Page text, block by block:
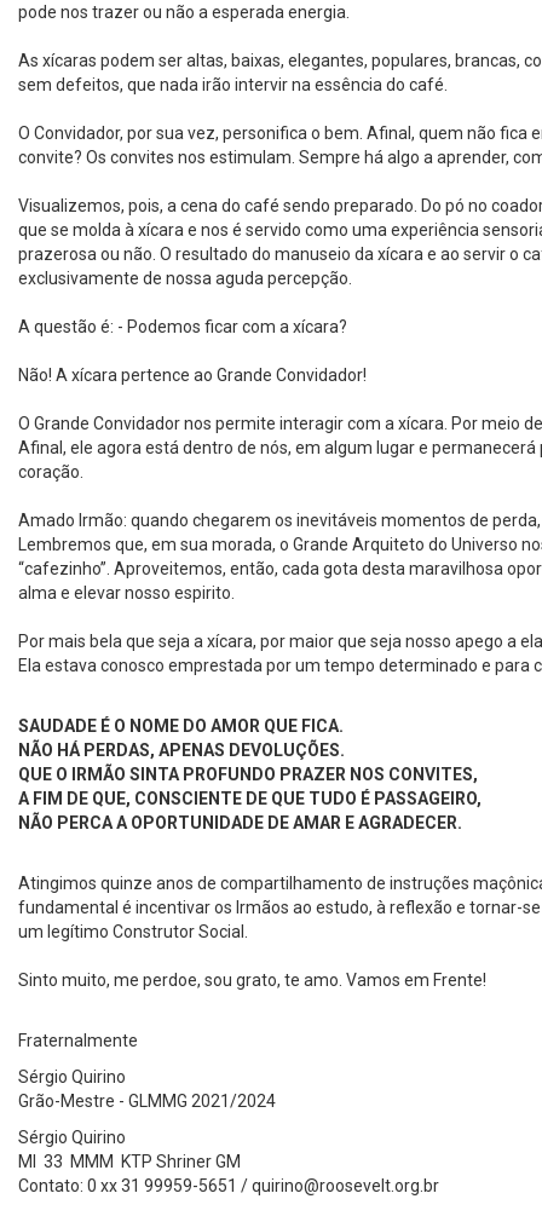
pode nos trazer ou não a esperada energia.
As xícaras podem ser altas, baixas, elegantes, populares, brancas,
sem defeitos, que nada irão intervir na essência do café.
O Convidador, por sua vez, personifica o bem. Afinal, quem não fica
convite? Os convites nos estimulam. Sempre há algo a aprender,
Visualizemos, pois, a cena do café sendo preparado. Do pó no
que se molda à xícara e nos é servido como uma experiência
prazerosa ou não. O resultado do manuseio da xícara e ao servir o
exclusivamente de nossa aguda percepção.
A questão é: - Podemos ficar com a xícara?
Não! A xícara pertence ao Grande Convidador!
O Grande Convidador nos permite interagir com a xícara. Por meio
Afinal, ele agora está dentro de nós, em algum lugar e
coração.
Amado Irmão: quando chegarem os inevitáveis momentos de
Lembremos que, em sua morada, o Grande Arquiteto do Universo
“cafezinho”. Aproveitemos, então, cada gota desta maravilhosa
alma e elevar nosso espirito.
Por mais bela que seja a xícara, por maior que seja nosso apego a
Ela estava conosco emprestada por um tempo determinado e para
SAUDADE É O NOME DO AMOR QUE FICA.
NÃO HÁ PERDAS, APENAS DEVOLUÇÕES.
QUE O IRMÃO SINTA PROFUNDO PRAZER NOS CONVITES,
A FIM DE QUE, CONSCIENTE DE QUE TUDO É PASSAGEIRO,
NÃO PERCA A OPORTUNIDADE DE AMAR E AGRADECER.
Atingimos quinze anos de compartilhamento de instruções
fundamental é incentivar os Irmãos ao estudo, à reflexão e tornar-
um legítimo Construtor Social.
Sinto muito, me perdoe, sou grato, te amo. Vamos em Frente!
Fraternalmente
Sérgio Quirino
Grão-Mestre - GLMMG 2021/2024
Sérgio Quirino
MI 33 MMM KTP Shriner GM
Contato: 0 xx 31 99959-5651 / quirino@roosevelt.org.br